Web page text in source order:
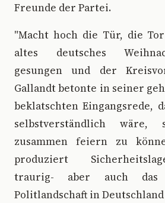
Freunde der Partei.
"Macht hoch die Tür, die
altes deutsches
gesungen und der
Gallandt betonte in seiner
beklatschten Eingangsrede,
selbstverständlich wäre,
zusammen feiern zu
produziert
traurig- aber auch das
Politlandschaft in Deutschland